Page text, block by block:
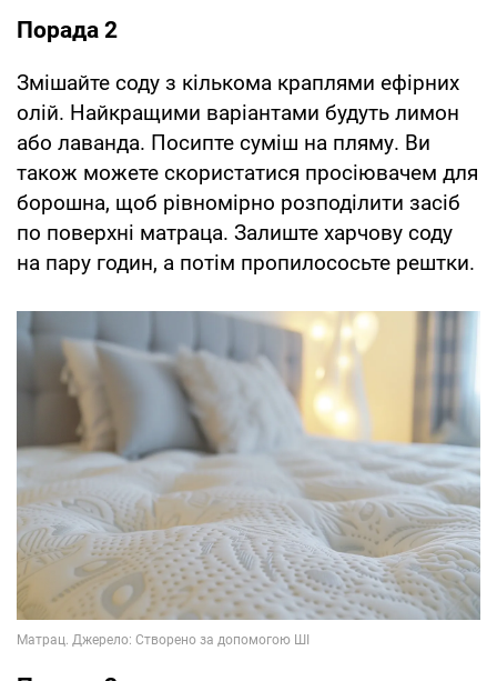
Порада 2
Змішайте соду з кількома краплями ефірних
олій. Найкращими варіантами будуть лимон
або лаванда. Посипте суміш на пляму. Ви
також можете скористатися просіювачем для
борошна, щоб рівномірно розподілити засіб
по поверхні матраца. Залиште харчову соду
на пару годин, а потім пропилососьте рештки.